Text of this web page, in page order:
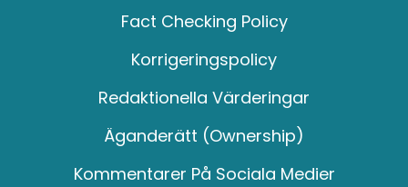
Fact Checking Policy
Korrigeringspolicy
Redaktionella Värderingar
Äganderätt (Ownership)
Kommentarer På Sociala Medier